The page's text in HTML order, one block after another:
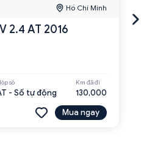
Hồ Chí Minh
2.4 AT 2016
số
- Số tự động
Km đã đi
130,000
Mua ngay